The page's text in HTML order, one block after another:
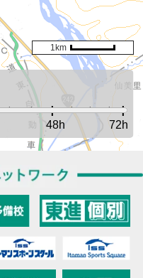
48h 72h
1km